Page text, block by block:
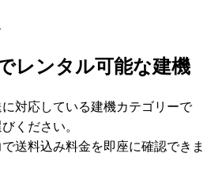
レンタル可能な建機
対応している建機カテゴリーで
ください。
送料込み料金を即座に確認できま